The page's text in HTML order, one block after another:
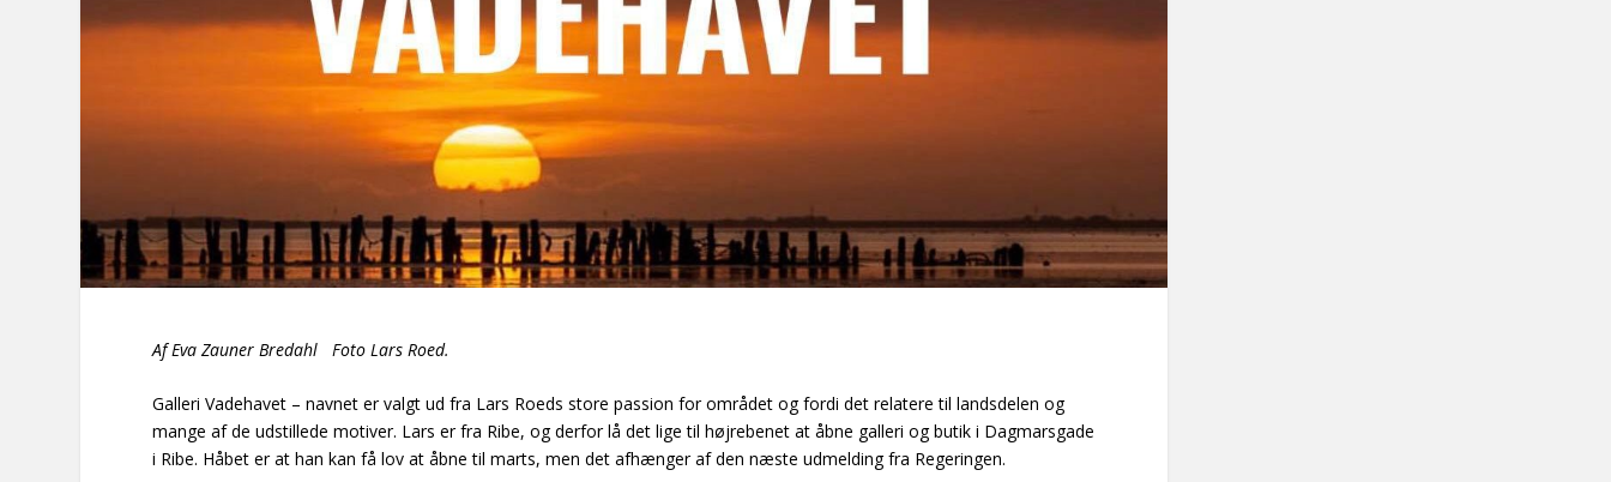
Af Eva Zauner Bredahl Foto Lars Roed.
Galleri Vadehavet – navnet er valgt ud fra Lars Roeds store passion for området og fordi det relatere til landsdelen og
mange af de udstillede motiver. Lars er fra Ribe, og derfor lå det lige til højrebenet at åbne galleri og butik i Dagmarsgade
i Ribe. Håbet er at han kan få lov at åbne til marts, men det afhænger af den næste udmelding fra Regeringen.